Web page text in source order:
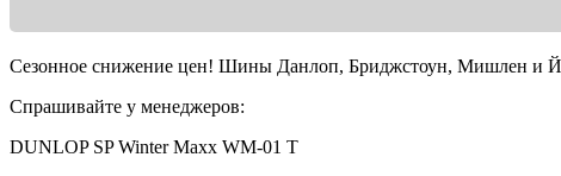
Сезонное снижение цен! Шины Данлоп, Бриджстоун, Мишлен и
Спрашивайте у менеджеров:
DUNLOP SP Winter Maxx WM-01 T